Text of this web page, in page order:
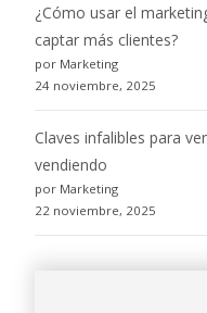
¿Cómo usar el
captar más clientes?
por Marketing
24 noviembre, 2025
Claves infalibles para
vendiendo
por Marketing
22 noviembre, 2025